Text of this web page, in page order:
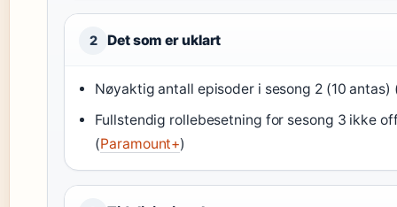
2 Det som er uklart
Nøyaktig antall episoder i sesong 2 (10 antas)
Fullstendig rollebesetning for sesong 3 ikke
(Paramount+)